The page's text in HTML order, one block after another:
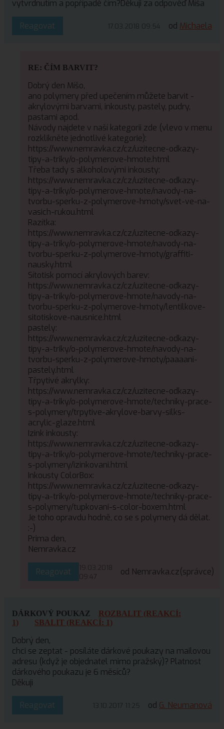
vytvrdnutím a popřípadě čím?Děkuji za odpověď Míša
Reagovat 17.03.2018 09:54 od Michaela
RE: ČÍM BARVIT?
Dobrý den Míšo,
ano polymery před upečením můžete barvit -
akrylovými barvami, inkousty, pastely, pudry,
pastami apod.
Návody najdete v naší kategorii zde (vlevo v menu
rozklikněte jednotlivé kategorie):
https://www.nemravka.cz/cz/uzitecne-odkazy-
tipy-a-triky/o-polymerove-hmote.html
Třeba tady s alkoholovými inkousty:
https://www.nemravka.cz/cz/uzitecne-odkazy-
tipy-a-triky/o-polymerove-hmote/navody-na-
tvorbu-sperku-z-polymerove-hmoty/svet-ve-na-
vasich-rukou.html
Razítka:
https://www.nemravka.cz/cz/uzitecne-odkazy-
tipy-a-triky/o-polymerove-hmote/navody-na-
tvorbu-sperku-z-polymerove-hmoty/graffiti-
nausky.html
Sítotisk pomocí akrylových barev:
https://www.nemravka.cz/cz/uzitecne-odkazy-
tipy-a-triky/o-polymerove-hmote/navody-na-
tvorbu-sperku-z-polymerove-hmoty/lentilkove-
sitotiskove-nausnice.html
pastely:
https://www.nemravka.cz/cz/uzitecne-odkazy-
tipy-a-triky/o-polymerove-hmote/navody-na-
tvorbu-sperku-z-polymerove-hmoty/paaaani-
pastely.html
Třpytivé akrylky:
https://www.nemravka.cz/cz/uzitecne-odkazy-
tipy-a-triky/o-polymerove-hmote/techniky-prace-
s-polymery/trpytive-akrylove-barvy-silks-
acrylic-glaze.html
Izink inkousty:
https://www.nemravka.cz/cz/uzitecne-odkazy-
tipy-a-triky/o-polymerove-hmote/techniky-prace-
s-polymery/izinkovani.html
Inkousty ColorBox:
https://www.nemravka.cz/cz/uzitecne-odkazy-
tipy-a-triky/o-polymerove-hmote/techniky-prace-
s-polymery/tupkovani-s-color-boxem.html
Je toho opravdu hodně, co se s polymery dá dělat.
:-)
Prima den,
Nemravka.cz
Reagovat
19.03.2018
09:47
od Nemravka.cz(správce)
DÁRKOVÝ POUKAZ
ROZBALIT (REAKCÍ:
1)
SBALIT (REAKCÍ: 1)
Dobrý den,
chci se zeptat - posíláte dárkové poukazy na mailovou
adresu (když je objednatel mimo pražský)? Platnost
dárkového poukazu je 6 měsíců?
Děkuji
Reagovat 13.10.2017 11:25 od G. Neumanová